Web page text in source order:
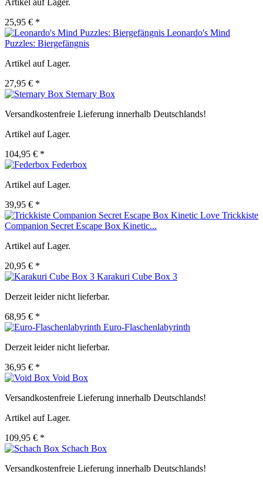
Artikel auf Lager.
25,95 € *
Leonardo's Mind
Puzzles: Biergefängnis
Artikel auf Lager.
27,95 € *
Sternary Box
Versandkostenfreie Lieferung innerhalb Deutschlands!
Artikel auf Lager.
104,95 € *
Federbox
Artikel auf Lager.
39,95 € *
Trickkiste
Companion Secret Escape Box Kinetic...
Artikel auf Lager.
20,95 € *
Karakuri Cube Box 3
Derzeit leider nicht lieferbar.
68,95 € *
Euro-Flaschenlabyrinth
Derzeit leider nicht lieferbar.
36,95 € *
Void Box
Versandkostenfreie Lieferung innerhalb Deutschlands!
Artikel auf Lager.
109,95 € *
Schach Box
Versandkostenfreie Lieferung innerhalb Deutschlands!